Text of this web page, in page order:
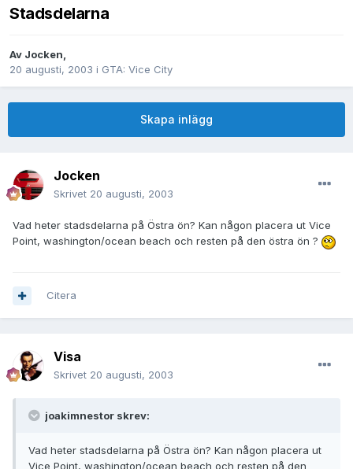
Stadsdelarna
Av Jocken,
20 augusti, 2003 i GTA: Vice City
Skapa inlägg
Jocken
Skrivet 20 augusti, 2003
Vad heter stadsdelarna på Östra ön? Kan någon placera ut Vice
Point, washington/ocean beach och resten på den östra ön ?
Citera
Visa
Skrivet 20 augusti, 2003
joakimnestor skrev:
Vad heter stadsdelarna på Östra ön? Kan någon placera ut
Vice Point, washington/ocean beach och resten på den